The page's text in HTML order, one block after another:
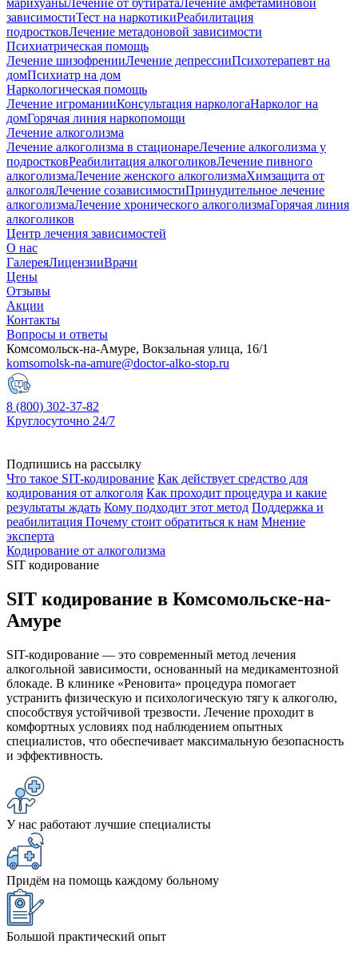
марихуаныЛечение от бутиратаЛечение амфетаминовой
зависимостиТест на наркотикиРеабилитация
подростковЛечение метадоновой зависимости
Психиатрическая помощь
Лечение шизофренииЛечение депрессииПсихотерапевт на
домПсихиатр на дом
Наркологическая помощь
Лечение игроманииКонсультация наркологаНарколог на
домГорячая линия наркопомощи
Лечение алкоголизма
Лечение алкоголизма в стационареЛечение алкоголизма у
подростковРеабилитация алкоголиковЛечение пивного
алкоголизмаЛечение женского алкоголизмаХимзащита от
алкоголяЛечение созависимостиПринудительное лечение
алкоголизмаЛечение хронического алкоголизмаГорячая линия
алкоголиков
Центр лечения зависимостей
О нас
ГалереяЛицензииВрачи
Цены
Отзывы
Акции
Контакты
Вопросы и ответы
Комсомольск-на-Амуре, Вокзальная улица, 16/1
komsomolsk-na-amure@doctor-alko-stop.ru
8 (800) 302-37-82
Круглосуточно 24/7
Подпишись на рассылку
Что такое SIT-кодирование Как действует средство для
кодирования от алкоголя Как проходит процедура и какие
результаты ждать Кому подходит этот метод Поддержка и
реабилитация Почему стоит обратиться к нам Мнение
эксперта
Кодирование от алкоголизма
SIT кодирование
SIT кодирование в Комсомольске-на-
Амуре
SIT-кодирование — это современный метод лечения
алкогольной зависимости, основанный на медикаментозной
блокаде. В клинике «Реновита» процедура помогает
устранить физическую и психологическую тягу к алкоголю,
способствуя устойчивой трезвости. Лечение проходит в
комфортных условиях под наблюдением опытных
специалистов, что обеспечивает максимальную безопасность
и эффективность.
У нас работают лучшие специалисты
Придём на помощь каждому больному
Большой практический опыт